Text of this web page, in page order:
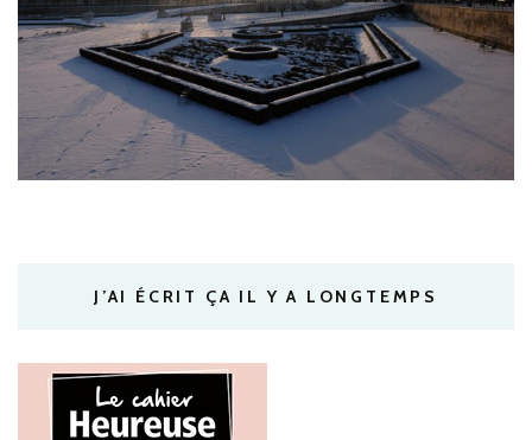
J’AI ÉCRIT ÇA IL Y A LONGTEMPS